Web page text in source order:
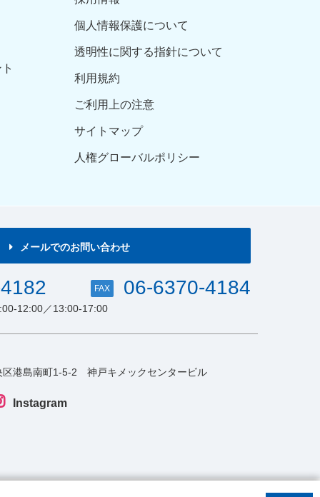
個人情報保護について
透明性に関する指針について
利用規約
ご利用上の注意
サイトマップ
人権グローバルポリシー
メールでのお問い合わせ
FAX 06-6370-4184
12:00／13:00-17:00
区港島南町1-5-2 神戸キメックセンタービル
Instagram